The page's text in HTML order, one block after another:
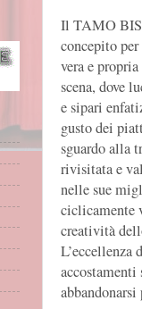
Il TAMO
concepito per
vera e
scena, dove
e sipari
gusto dei
sguardo alla
rivisitata e
nelle sue
ciclicamente
creatività
accostamenti